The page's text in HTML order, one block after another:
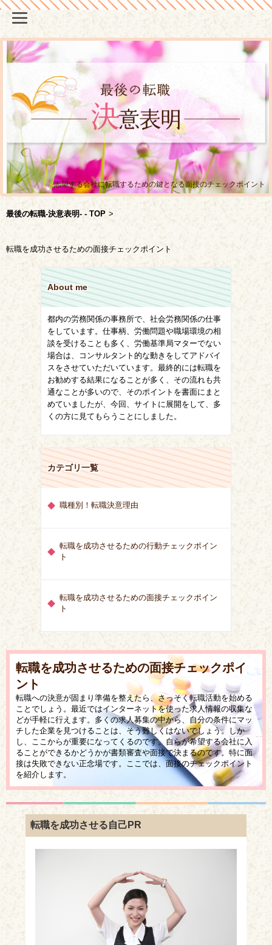
志望する会社に転職するための鍵となる面接のチェックポイント
最後の転職-決意表明- - TOP >
転職を成功させるための面接チェックポイント
About me
都内の労務関係の事務所で、社会労務関係の仕事
をしています。仕事柄、労働問題や職場環境の相
談を受けることも多く、労働基準局マターでない
場合は、コンサルタント的な動きをしてアドバイ
スをさせていただいています。最終的には転職を
お勧めする結果になることが多く、その流れも共
通なことが多いので、そのポイントを書面にまと
めていましたが、今回、サイトに展開をして、多
くの方に見てもらうことにしました。
カテゴリ一覧
職種別！転職決意理由
転職を成功させるための行動チェックポイン
ト
転職を成功させるための面接チェックポイン
ト
転職を成功させるための面接チェックポイ
ント
転職への決意が固まり準備を整えたら、さっそく転職活動を始める
ことでしょう。最近ではインターネットを使った求人情報の収集な
どが手軽に行えます。多くの求人募集の中から、自分の条件にマッ
チした企業を見つけることは、そう難しくはないでしょう。しか
し、ここからが重要になってくるのです。自らが希望する会社に入
ることができるかどうかが書類審査や面接で決まるのです。特に面
接は失敗できない正念場です。ここでは、面接のチェックポイント
を紹介します。
転職を成功させる自己PR